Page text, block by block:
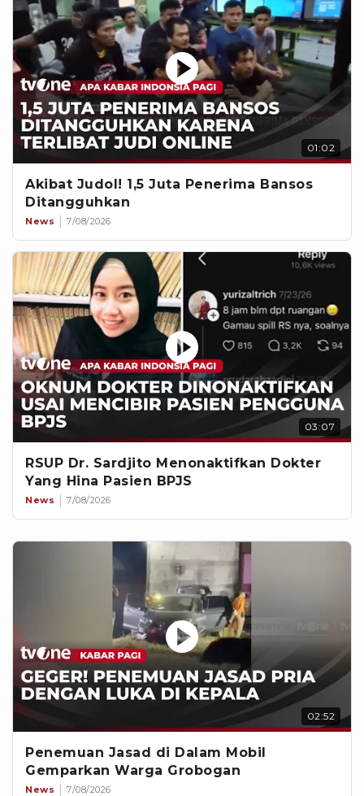
01:02
Akibat Judol! 1,5 Juta Penerima Bansos
Ditangguhkan
News 7/08/2026
03:07
RSUP Dr. Sardjito Menonaktifkan Dokter
Yang Hina Pasien BPJS
News 7/08/2026
02:52
Penemuan Jasad di Dalam Mobil
Gemparkan Warga Grobogan
News 7/08/2026